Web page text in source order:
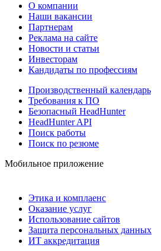
О компании
Наши вакансии
Партнерам
Реклама на сайте
Новости и статьи
Инвесторам
Кандидаты по профессиям
Производственный календарь
Требования к ПО
Безопасный HeadHunter
HeadHunter API
Поиск работы
Поиск по резюме
Мобильное приложение
Этика и комплаенс
Оказание услуг
Использование сайтов
Защита персональных данных
ИТ аккредитация